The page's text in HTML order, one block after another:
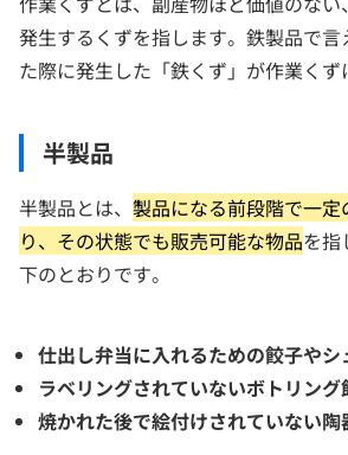
発生するくずを指します。鉄製品で
た際に発生した「鉄くず」が作業くず
半製品
半製品とは、 製品になる前段階で一
り、その状態でも販売可能な物品を指
下のとおりです。
仕出し弁当に入れるための餃子やシ
ラベリングされていないボトリング
焼かれた後で絵付けされていない陶